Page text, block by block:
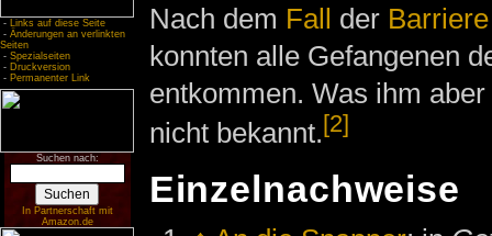
- Links auf diese Seite
- Änderungen an verlinkten
Seiten
- Spezialseiten
- Druckversion
- Permanenter Link
Suchen nach:
In Partnerschaft mit
Amazon.de
Nach dem Fall der Barriere
konnten alle Gefangenen
entkommen. Was ihm
nicht bekannt.[2]
Einzelnachweise